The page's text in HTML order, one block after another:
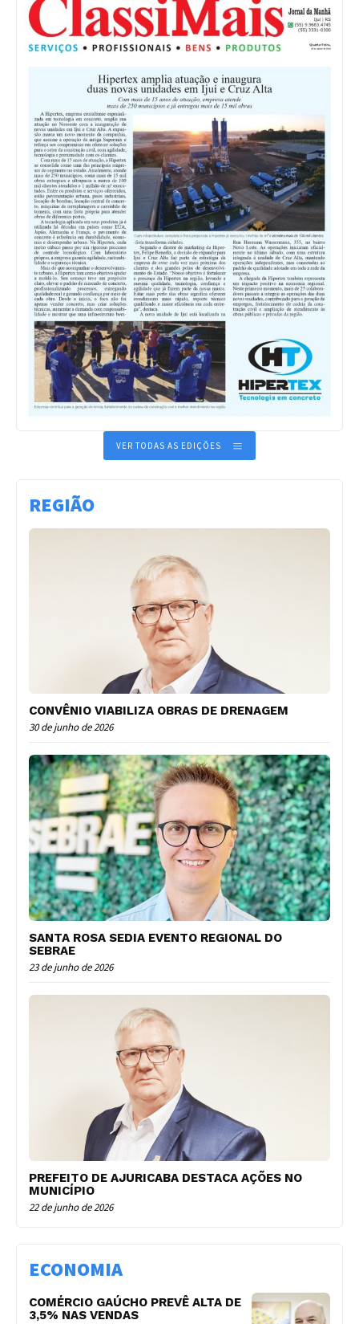
VER TODAS AS EDIÇÕES
REGIÃO
CONVÊNIO VIABILIZA OBRAS DE DRENAGEM
30 de junho de 2026
SANTA ROSA SEDIA EVENTO REGIONAL DO
SEBRAE
23 de junho de 2026
PREFEITO DE AJURICABA DESTACA AÇÕES NO
MUNICÍPIO
22 de junho de 2026
ECONOMIA
COMÉRCIO GAÚCHO PREVÊ ALTA DE
3,5% NAS VENDAS